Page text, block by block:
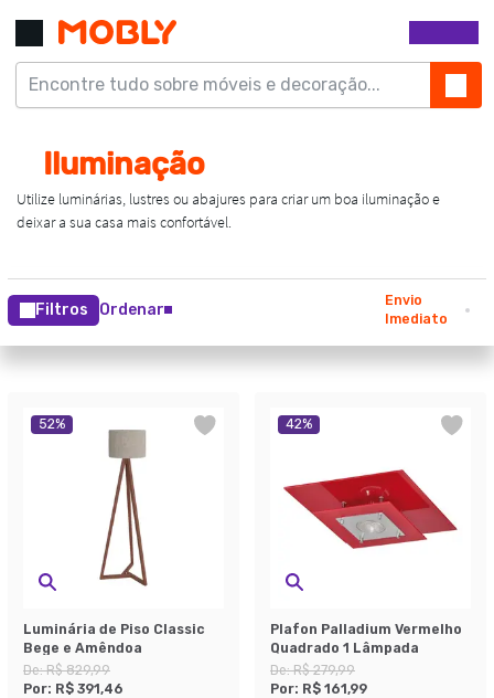
Filtros Ordenar
Envio
Imediato
52%
Luminária de Piso Classic
Bege e Amêndoa
De:R$ 829,99
Por: R$ 391,46
42%
Plafon Palladium Vermelho
Quadrado 1 Lâmpada
De:R$ 279,99
Por: R$ 161,99